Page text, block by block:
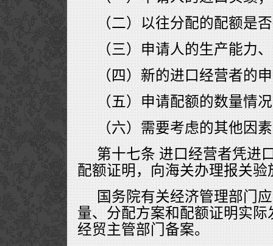
（二）以往分配的配额是
（三）申请人的生产能力
（四）新的进口经营者的
（五）申请配额的数量情
（六）需要考虑的其他因
第十七条 进口经营者凭进
配额证明，向海关办理报关验
国务院有关经济管理部门
量、分配方案和配额证明实
经贸主管部门备案。